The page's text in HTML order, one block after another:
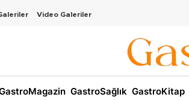
Video Galeriler
GastroSağlık GastroKitap